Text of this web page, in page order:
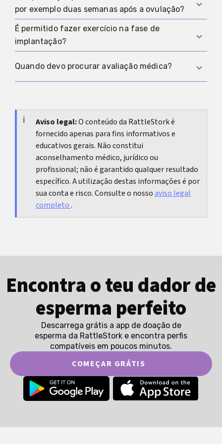
testes cada vez mais fiáveis.
ovulação, porque a implantação se orienta pela
ovulação e desloca-se para a frente ou para trás
conforme o caso.
por exemplo duas semanas após a ovulação?
Por vezes suspeita-se de uma implantação muito
tardia, mas mais frequentemente isso explica-se
ou diferenças na sensibilidade dos testes.
É permitido fazer exercício na fase de
implantação?
Movimento moderado costuma ser seguro; treino
Quando devo procurar avaliação médica?
médica se houver hemorragia forte ou crescente,
dor intensa ou de um lado só, tonturas, desmaio,
febre, ou se surgirem perdas de sangue com um
teste positivo.
Aviso legal:O conteúdo da RattleStork é
fornecido apenas para fins informativos e
educativos gerais. Não constitui
aconselhamento médico, jurídico ou
profissional; não é garantido qualquer resultado
específico. A utilização destas informações é por
sua conta e risco. Consulte o nossoaviso legal
completo.
Encontra o teu dador de
esperma perfeito
Descarrega grátis a app de doação de
esperma da RattleStork e encontra perfis
compatíveis em poucos minutos.
COMEÇAR GRÁTIS